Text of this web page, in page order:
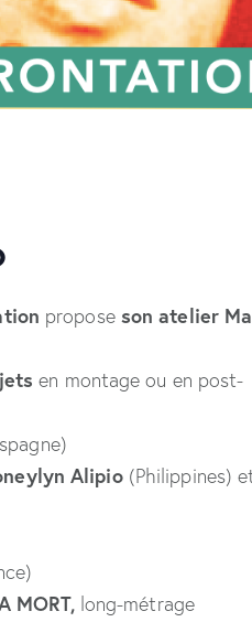
propose son atelier
en montage ou en post-
Alipio(Philippines)
MORT,long-métrage